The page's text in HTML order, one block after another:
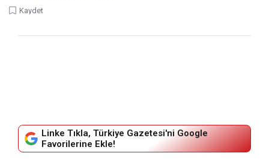
Kaydet
Linke Tıkla, Türkiye Gazetesi'ni Google
Favorilerine Ekle!